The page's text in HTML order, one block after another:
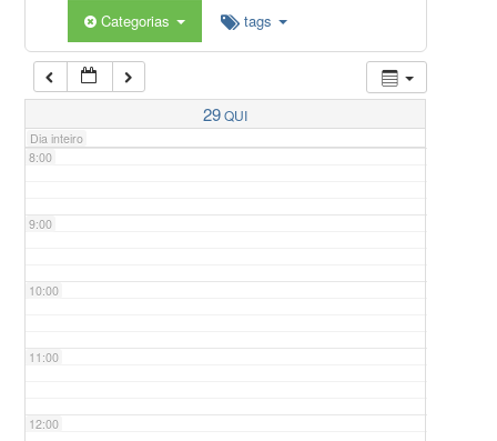
Categorias tags
29QUI
Dia inteiro
7:00
8:00
9:00
10:00
11:00
12:00